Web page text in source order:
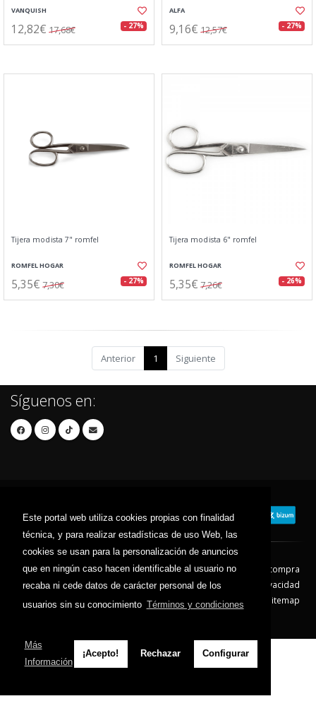
Este portal web utiliza cookies propias con finalidad
técnica, y para realizar estadísticas de uso Web, las
cookies se usan para la personalización de anuncios
que en ningún caso hacen identificable al usuario no
recaba ni cede datos de carácter personal de los
usuarios sin su conocimiento Términos y condiciones
Más
Información
¡Acepto! Rechazar Configurar
VANQUISH
12,82€ 17,68€ - 27%
ALFA
9,16€ 12,57€ - 27%
Tijera modista 7" romfel
ROMFEL HOGAR
5,35€ 7,30€ - 27%
Tijera modista 6" romfel
ROMFEL HOGAR
5,35€ 7,26€ - 26%
Anterior 1 Siguiente
Síguenos en:
Contacto Aviso Legal
Condiciones de compra
Política de envíos
Política de devolución
Política de Privacidad
Política de Cookies
Sitemap